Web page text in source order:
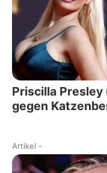
Priscilla
gegen
Artikel -